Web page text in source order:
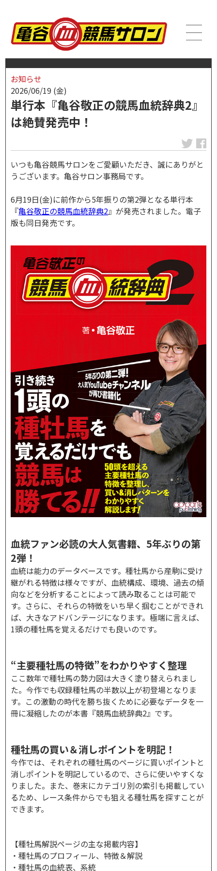
お知らせ
2026/06/19 (金)
単行本『亀谷敬正の競馬血統辞典2』
は絶賛発売中！
いつも亀谷競馬サロンをご愛顧いただき、誠にありがと
うございます。亀谷サロン事務局です。
6月19日(金)に前作から5年振りの第2弾となる単行本
『亀谷敬正の競馬血統辞典2』が発売されました。電子
版も同日発売です。
血統ファン必読の大人気書籍、5年ぶりの第
2弾！
血統は能力のデータベースです。種牡馬から産駒に受け
継がれる特徴は様々ですが、血統構成、環境、過去の傾
向などを分析することによって読み取ることは可能で
す。さらに、それらの特徴をいち早く掴むことができれ
ば、大きなアドバンテージになります。極端に言えば、
1頭の種牡馬を覚えるだけでも良いのです。
“主要種牡馬の特徴”をわかりやすく整理
ここ数年で種牡馬の勢力図は大きく塗り替えられまし
た。今作でも収録種牡馬の半数以上が初登場となりま
す。この激動の時代を勝ち抜くために必要なデータを一
冊に凝縮したのが本書『競馬血統辞典2』です。
種牡馬の買い＆消しポイントを明記！
今作では、それぞれの種牡馬のページに買いポイントと
消しポイントを明記しているので、さらに使いやすくな
りました。また、巻末にカテゴリ別の索引も掲載してい
るため、レース条件からでも狙える種牡馬を探すことが
できます。
【種牡馬解説ページの主な掲載内容】
・種牡馬のプロフィール、特徴＆解説
・種牡馬の血統表、系統